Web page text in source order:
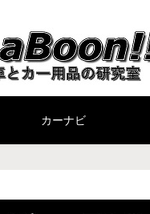
カーナビ